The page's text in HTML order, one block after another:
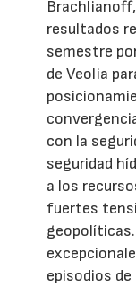
resultados
semestre
de Veolia
con la
seguridad
a los
fuertes
episodios de